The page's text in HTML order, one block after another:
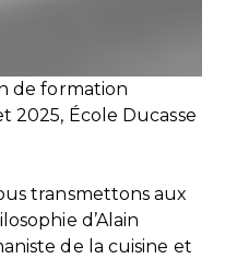
de formation
2025, École Ducasse
transmettons aux
d’Alain
de la cuisine et